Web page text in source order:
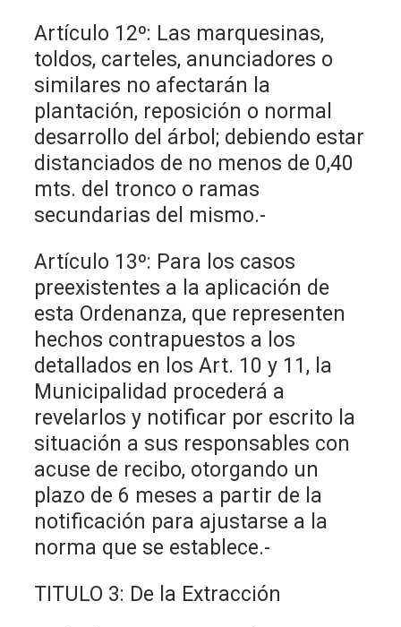
Artículo 12º: Las marquesinas,
toldos, carteles, anunciadores o
similares no afectarán la
plantación, reposición o normal
desarrollo del árbol; debiendo estar
distanciados de no menos de 0,40
mts. del tronco o ramas
secundarias del mismo.-
Artículo 13º: Para los casos
preexistentes a la aplicación de
esta Ordenanza, que representen
hechos contrapuestos a los
detallados en los Art. 10 y 11, la
Municipalidad procederá a
revelarlos y notificar por escrito la
situación a sus responsables con
acuse de recibo, otorgando un
plazo de 6 meses a partir de la
notificación para ajustarse a la
norma que se establece.-
TITULO 3: De la Extracción